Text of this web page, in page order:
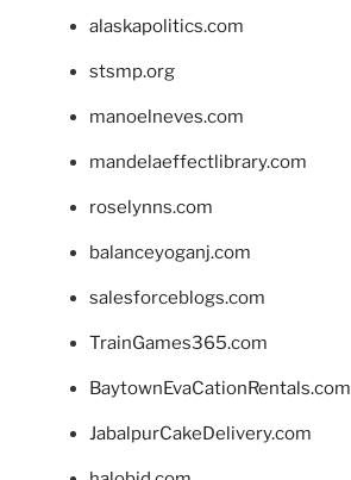
alaskapolitics.com
stsmp.org
manoelneves.com
mandelaeffectlibrary.com
roselynns.com
balanceyoganj.com
salesforceblogs.com
TrainGames365.com
BaytownEvaCationRentals.com
JabalpurCakeDelivery.com